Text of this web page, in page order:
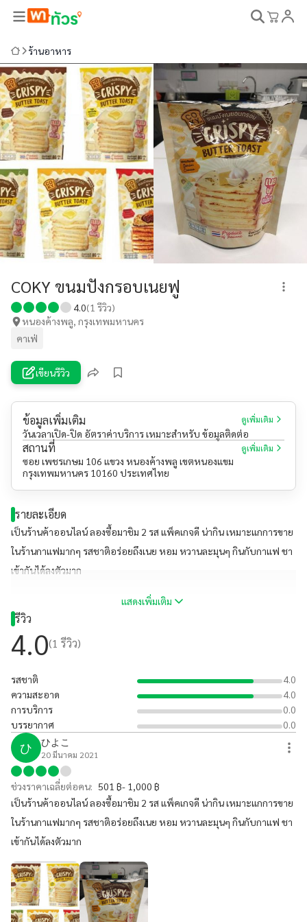
ร้านอาหาร
COKY ขนมปังกรอบเนยฟู
4.0(1 รีวิว)
หนองค้างพลู, กรุงเทพมหานคร
คาเฟ่
เขียนรีวิว
ข้อมูลเพิ่มเติม ดูเพิ่มเติม
วันเวลาเปิด-ปิด อัตราค่าบริการ เหมาะสำหรับ ข้อมูลติดต่อ
สถานที่ ดูเพิ่มเติม
ซอย เพชรเกษม 106 แขวง หนองค้างพลู เขตหนองแขม
กรุงเทพมหานคร 10160 ประเทศไทย
รายละเอียด
เป็นร้านค้าออนไลน์ ลองซื้อมาชิม 2 รส แพ็คเกจดี น่ากิน เหมาะแกการขาย
ในร้านกาแฟมากๆ รสชาติอร่อยถึงเนย หอม หวานละมุนๆ กินกับกาแฟ ชา
เข้ากันได้ลงตัวมาก
แสดงเพิ่มเติม
รีวิว
4.0(1 รีวิว)
รสชาติ
4.0
ความสะอาด
4.0
การบริการ
0.0
บรรยากาศ
0.0
ひ ひよこ
20 มีนาคม 2021
ช่วงราคาเฉลี่ยต่อคน: 501 ฿- 1,000 ฿
เป็นร้านค้าออนไลน์ ลองซื้อมาชิม 2 รส แพ็คเกจดี น่ากิน เหมาะแกการขาย
ในร้านกาแฟมากๆ รสชาติอร่อยถึงเนย หอม หวานละมุนๆ กินกับกาแฟ ชา
เข้ากันได้ลงตัวมาก